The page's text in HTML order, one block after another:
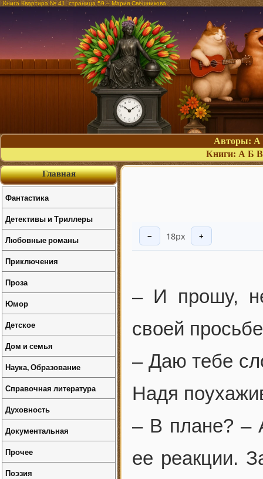
Книга Квартира № 41, страница 59 – Мария Свешникова
Авторы: А
Книги: А Б В
− 18px +
– И прошу,
своей
– Даю тебе
Надя
– В плане? –
ее реакции.
Главная
Фантастика
Детективы и Триллеры
Любовные романы
Приключения
Проза
Юмор
Детское
Дом и семья
Наука, Образование
Справочная литература
Духовность
Документальная
Прочее
Поэзия